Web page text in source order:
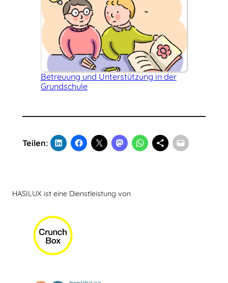
Betreuung und Unterstützung in der
Grundschule
Teilen:
HASILUX ist eine Dienstleistung von